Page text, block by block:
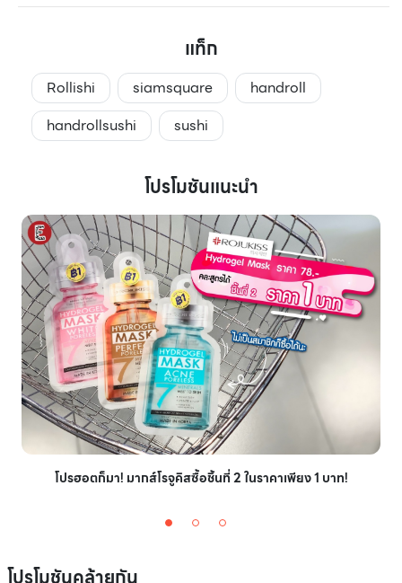
แท็ก
Rollishi siamsquare
handroll
handrollsushi
sushi
โปรโมชันแนะนำ
โปรฮอตก็มา! มากส์โรจูคิสซื้อชิ้นที่ 2 ในราคาเพียง 1 บาท!